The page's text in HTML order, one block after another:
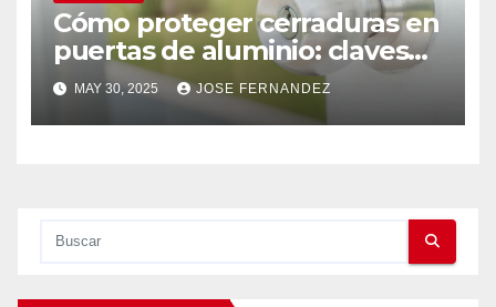
Cómo proteger cerraduras en
puertas de aluminio: claves
para una seguridad efectiva
MAY 30, 2025 JOSE FERNANDEZ